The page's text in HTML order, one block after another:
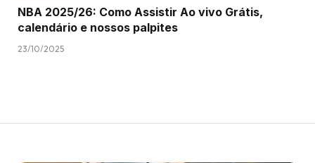
NBA 2025/26: Como Assistir Ao vivo Grátis,
calendário e nossos palpites
23/10/2025